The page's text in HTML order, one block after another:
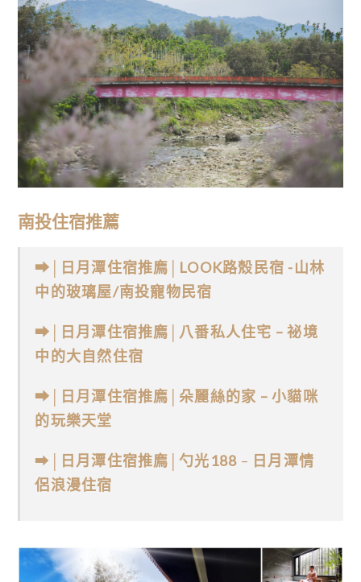
南投住宿推薦
➡│日月潭住宿推廌│LOOK路殼民宿 -山林
中的玻璃屋/南投寵物民宿
➡ 日月潭住宿推廌
八番私人住宅 – 祕境
中的大自然住宿
➡│日月潭住宿推廌│朵麗絲的家 – 小貓咪
的玩樂天堂
➡│ 日月潭住宿推廌 勺光188 – 日月潭情
侶浪漫住宿